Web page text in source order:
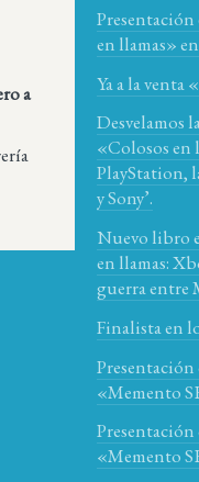
a
en llamas»
Ya a la venta
Desvelamos
«Colosos en
PlayStation,
y Sony’.
Nuevo libro
en llamas:
guerra entre
Finalista en
Presentación
«Memento
«Memento